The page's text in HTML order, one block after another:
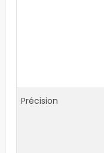
Précision